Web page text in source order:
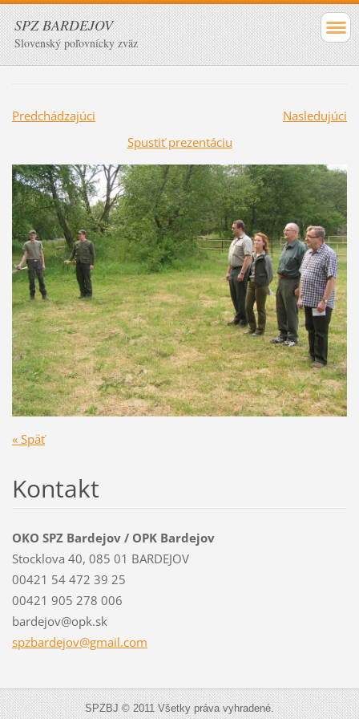
SPZ BARDEJOV
Slovenský poľovnícky zväz
Predchádzajúci
Nasledujúci
Spustiť prezentáciu
« Späť
Kontakt
OKO SPZ Bardejov / OPK Bardejov
Stocklova 40, 085 01 BARDEJOV
00421 54 472 39 25
00421 905 278 006
bardejov@opk.sk
spzbardejov@gmail.com
SPZBJ © 2011 Všetky práva vyhradené.